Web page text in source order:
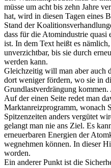
müsse um acht bis zehn Jahre
hat, wird in diesen Tagen eines
Stand der
dass für die Atomindustrie quasi
ist. In dem Text heißt es
unverzichtbar, bis sie durch
werden kann.
Gleichzeitig will man aber auch
dort weniger fördern, wo sie in
Grundlastverdrängung
Auf der einen Seite redet man
Marktanreizprogramm, wonach
Spitzenzeiten anders vergütet
gelangt man nie ans Ziel. Es
erneuerbaren Energien der
wegnehmen können. In dieser
worden.
Ein anderer Punkt ist die